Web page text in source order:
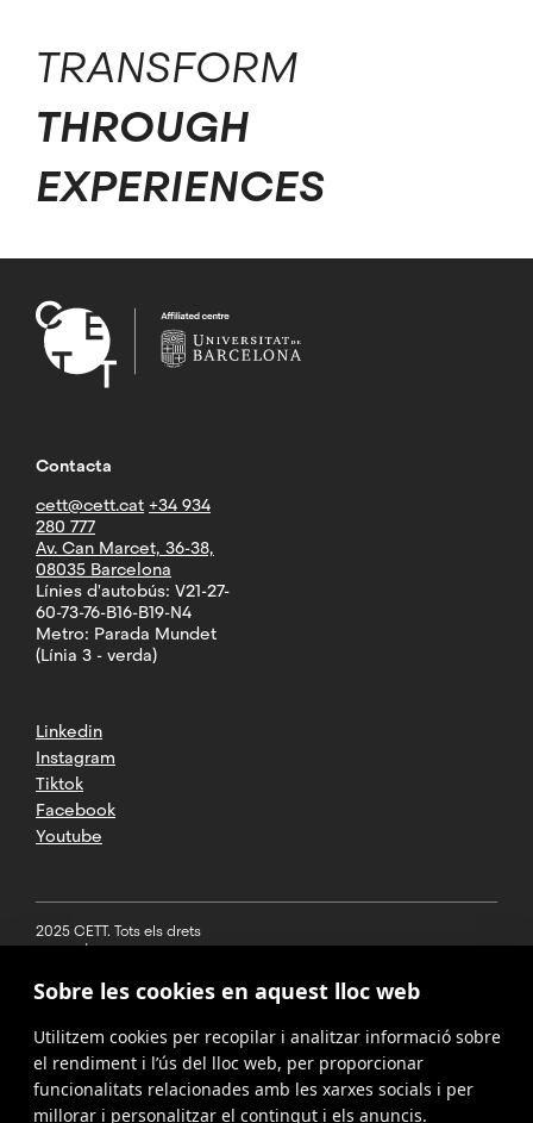
TRANSFORM
THROUGH
EXPERIENCES
Contacta
cett@cett.cat +34 934
280 777
Av. Can Marcet, 36-38,
08035 Barcelona
Línies d'autobús: V21-27-
60-73-76-B16-B19-N4
Metro: Parada Mundet
(Línia 3 - verda)
Linkedin
Instagram
Tiktok
Facebook
Youtube
2025 CETT. Tots els drets
reservats
Avís legal
Política de
privacitat
Cookies
Sobre les cookies en aquest lloc web
Utilitzem cookies per recopilar i analitzar informació sobre
el rendiment i l’ús del lloc web, per proporcionar
funcionalitats relacionades amb les xarxes socials i per
millorar i personalitzar el contingut i els anuncis.